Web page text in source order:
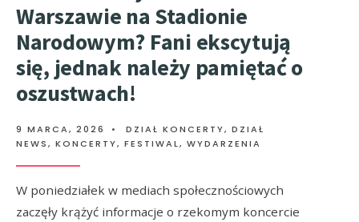
Warszawie na Stadionie
Narodowym? Fani ekscytują
się, jednak należy pamiętać o
oszustwach!
9 MARCA, 2026 • DZIAŁ KONCERTY, DZIAŁ
NEWS, KONCERTY, FESTIWAL, WYDARZENIA
W poniedziałek w mediach społecznościowych
zaczęły krążyć informacje o rzekomym koncercie